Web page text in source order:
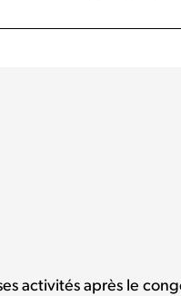
activités après le